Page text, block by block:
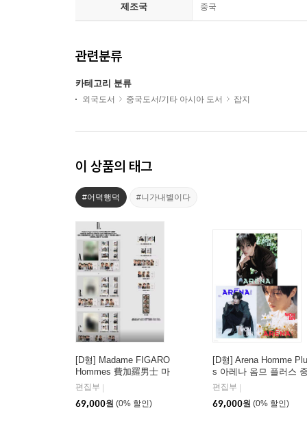
제조국 중국
관련분류
카테고리 분류
외국도서 중국도서/기타 아시아 도서 잡지
이 상품의 태그
#어덕행덕 #니가내별이다
[D형] Madame FIGARO
Hommes 費加羅男士 마
담 피가로 옴므 비가라
남사 중국 2026년 08월 :
김윤식&박시우 커버 (A
편집부
69,000원 (0% 할인)
[D형] Arena Homme Plu
s 아레나 옴므 플러스
국 2026년 05월 : 라이
(RIIZE) 원빈 커버 (A형
잡지+B형 잡지+C형 잡
편집부
69,000원 (0% 할인)